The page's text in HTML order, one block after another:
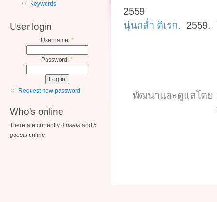
Keywords
User login
Username: *
Password: *
Request new password
Who's online
There are currently 0 users and 5
guests online.
2559
นุ่นกลํ่า ดิเรก. 2559.
พัฒนาและดูแลโดย